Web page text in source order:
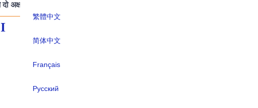
繁體中文
简体中文
Français
Русский
अक्षर
औपचारिक नाम: